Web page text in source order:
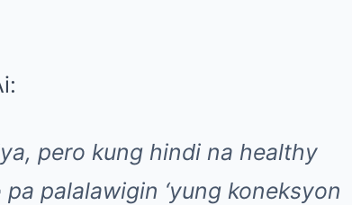
pero kung hindi na healthy
palalawigin ‘yung koneksyon